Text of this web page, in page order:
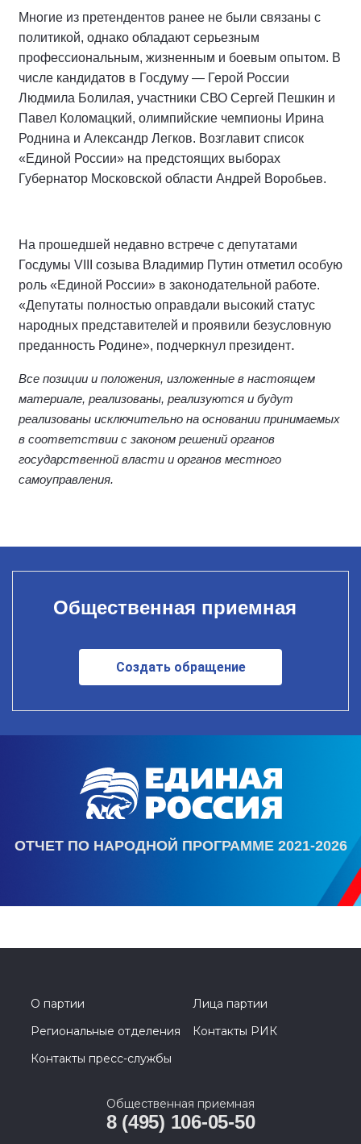
Многие из претендентов ранее не были связаны с
политикой, однако обладают серьезным
профессиональным, жизненным и боевым опытом. В
числе кандидатов в Госдуму — Герой России
Людмила Болилая, участники СВО Сергей Пешкин и
Павел Коломацкий, олимпийские чемпионы Ирина
Роднина и Александр Легков. Возглавит список
«Единой России» на предстоящих выборах
Губернатор Московской области Андрей Воробьев.
На прошедшей недавно встрече с депутатами
Госдумы VIII созыва Владимир Путин отметил особую
роль «Единой России» в законодательной работе.
«Депутаты полностью оправдали высокий статус
народных представителей и проявили безусловную
преданность Родине», подчеркнул президент.
Все позиции и положения, изложенные в настоящем
материале, реализованы, реализуются и будут
реализованы исключительно на основании принимаемых
в соответствии с законом решений органов
государственной власти и органов местного
самоуправления.
Общественная приемная
Создать обращение
ОТЧЕТ ПО НАРОДНОЙ ПРОГРАММЕ 2021-2026
О партии
Лица партии
Региональные отделения
Контакты РИК
Контакты пресс-службы
Общественная приемная
8 (495) 106-05-50